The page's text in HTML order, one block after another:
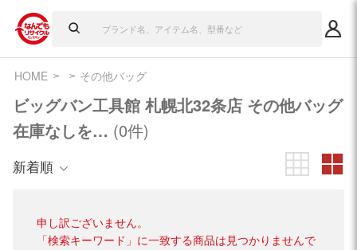
HOME その他バッグ
ビッグバン工具館 札幌北32条店 その他バッグ
在庫なしを… (0件)
新着順
申し訳ございません。
「検索キーワード」に一致する商品は見つかりませんで